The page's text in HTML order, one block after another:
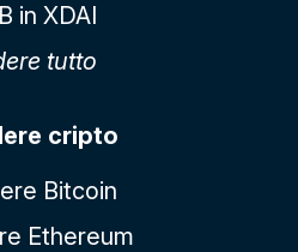
in XDAI
tutto
cripto
Bitcoin
Ethereum